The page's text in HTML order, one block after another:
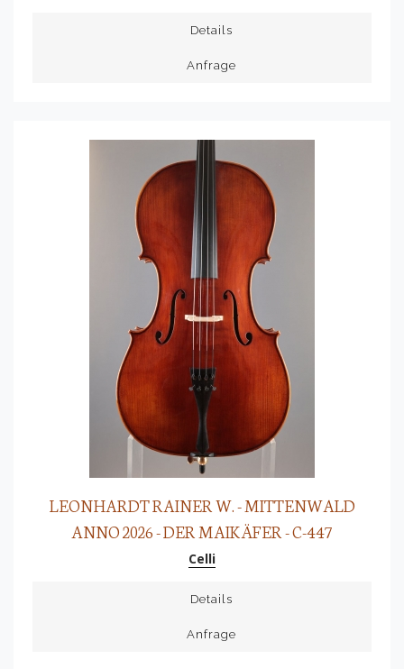
Details
Anfrage
LEONHARDT RAINER W. - MITTENWALD
ANNO 2026 - DER MAIKÄFER - C-447
Celli
Details
Anfrage